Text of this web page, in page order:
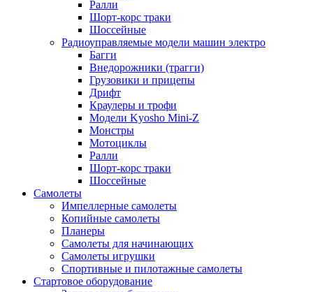
Ралли
Шорт-корс траки
Шоссейные
Радиоуправляемые модели машин электро
Багги
Внедорожники (трагги)
Грузовики и прицепы
Дрифт
Краулеры и трофи
Модели Kyosho Mini-Z
Монстры
Мотоциклы
Ралли
Шорт-корс траки
Шоссейные
Самолеты
Импеллерные самолеты
Копийные самолеты
Планеры
Самолеты для начинающих
Самолеты игрушки
Спортивные и пилотажные самолеты
Стартовое оборудование